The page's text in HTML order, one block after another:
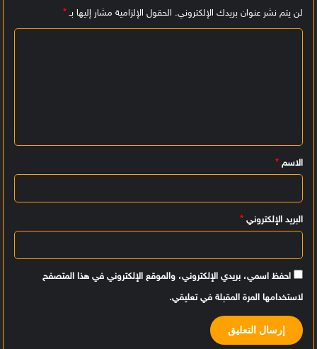
لن يتم نشر عنوان بريدك الإلكتروني. الحقول الإلزامية مشار إليها بـ*
ي
ق
الاسم *
البريد الإلكتروني *
احفظ اسمي، بريدي الإلكتروني، والموقع الإلكتروني في هذا المتصفح
لاستخدامها المرة المقبلة في تعليقي.